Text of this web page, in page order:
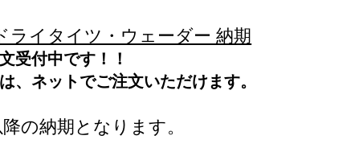
ライタイツ・ウェーダー 納期
受付中です！！
、ネットでご注文いただけます。
の納期となります。